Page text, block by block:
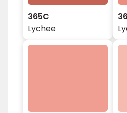
365C
Lychee